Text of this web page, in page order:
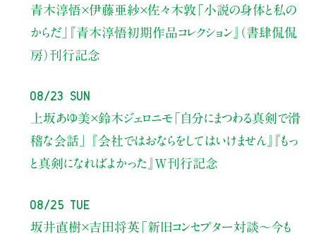
青木淳悟×伊藤亜紗×佐々木敦 「小説の身体と私の
からだ」
『青木淳悟初期作品コレクション』（書肆侃侃
房）刊行記念
08/23 Sun
上坂あゆ美×鈴木ジェロニモ 「自分にまつわる真剣で滑
稽な会話」
『会社ではおならをしてはいけません』『もっ
と真剣になればよかった』W刊行記念
08/25 Tue
坂井直樹×吉田将英「新旧コンセプター対談～今も